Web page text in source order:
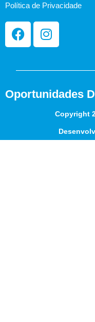
Política de Privacidade
Oportunidades
Copyright